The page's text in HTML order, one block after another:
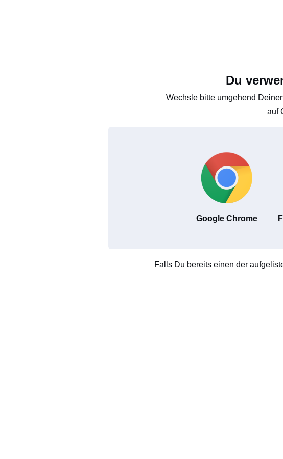
Du
Wechsle bitte umgehend
auf
Google Chrome
Falls Du bereits einen der